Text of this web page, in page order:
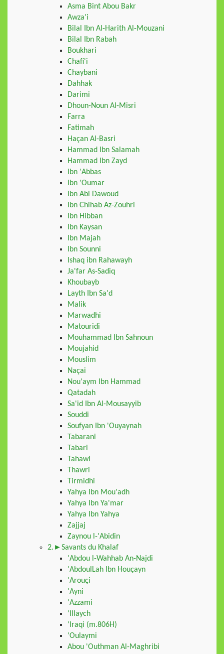
Asma Bint Abou Bakr
Awza'i
Bilal Ibn Al-Harith Al-Mouzani
Bilal Ibn Rabah
Boukhari
Chafi'i
Chaybani
Dahhak
Darimi
Dhoun-Noun Al-Misri
Farra
Fatimah
Haçan Al-Basri
Hammad Ibn Salamah
Hammad Ibn Zayd
Ibn 'Abbas
Ibn 'Oumar
Ibn Abi Dawoud
Ibn Chihab Az-Zouhri
Ibn Hibban
Ibn Kaysan
Ibn Majah
Ibn Sounni
Ishaq ibn Rahawayh
Ja'far As-Sadiq
Khoubayb
Layth Ibn Sa'd
Malik
Marwadhi
Matouridi
Mouhammad Ibn Sahnoun
Moujahid
Mouslim
Naçai
Nou'aym Ibn Hammad
Qatadah
Sa'id Ibn Al-Mousayyib
Souddi
Soufyan Ibn 'Ouyaynah
Tabarani
Tabari
Tahawi
Thawri
Tirmidhi
Yahya Ibn Mou'adh
Yahya Ibn Ya'mar
Yahya Ibn Yahya
Zajjaj
Zaynou l-'Abidin
2.►Savants du Khalaf
'Abdou l-Wahhab An-Najdi
'AbdoulLah Ibn Houçayn
'Arouçi
'Ayni
'Azzami
'Illaych
'Iraqi (m.806H)
'Oulaymi
Abou 'Outhman Al-Maghribi